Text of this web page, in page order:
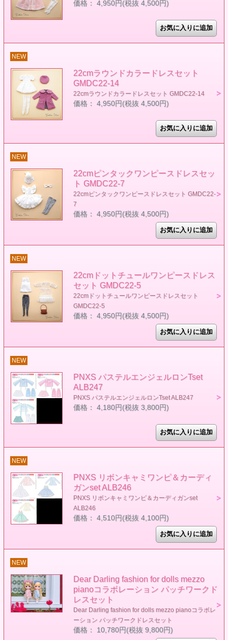
価格： 4,950円(税抜 4,500円)
NEW
22cmラウンドカラードレスセット
GMDC22-14
22cmラウンドカラードレスセット GMDC22-14
価格： 4,950円(税抜 4,500円)
NEW
22cmピンタックワンピースドレスセッ
ト GMDC22-7
22cmピンタックワンピースドレスセット GMDC22-
7
価格： 4,950円(税抜 4,500円)
NEW
22cmドットチュールワンピースドレス
セット GMDC22-5
22cmドットチュールワンピースドレスセット
GMDC22-5
価格： 4,950円(税抜 4,500円)
NEW
PNXS パステルエンジェルロンTset
ALB247
PNXS パステルエンジェルロンTset ALB247
価格： 4,180円(税抜 3,800円)
NEW
PNXS リボンキャミワンピ＆カーディ
ガンset ALB246
PNXS リボンキャミワンピ＆カーディガンset
ALB246
価格： 4,510円(税抜 4,100円)
NEW
Dear Darling fashion for dolls mezzo
pianoコラボレーション パッチワークド
レスセット
Dear Darling fashion for dolls mezzo pianoコラボレ
ーション パッチワークドレスセット
価格： 10,780円(税抜 9,800円)